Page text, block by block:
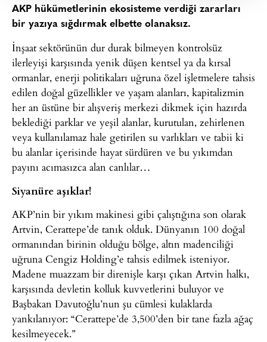
AKP hükümetlerinin ekosisteme verdiği zararları
bir yazıya sığdırmak elbette olanaksız.
İnşaat sektörünün dur durak bilmeyen kontrolsüz
ilerleyişi karşısında yenik düşen kentsel ya da kırsal
ormanlar, enerji politikaları uğruna özel işletmelere tahsis
edilen doğal güzellikler ve yaşam alanları, kapitalizmin
her an üstüne bir alışveriş merkezi dikmek için hazırda
beklediği parklar ve yeşil alanlar, kurutulan, zehirlenen
veya kullanılamaz hale getirilen su varlıkları ve tabii ki
bu alanlar içerisinde hayat sürdüren ve bu yıkımdan
payını acımasızca alan canlılar…
Siyanüre aşıklar!
AKP’nin bir yıkım makinesi gibi çalıştığına son olarak
Artvin, Cerattepe’de tanık olduk. Dünyanın 100 doğal
ormanından birinin olduğu bölge, altın madenciliği
uğruna Cengiz Holding’e tahsis edilmek isteniyor.
Madene muazzam bir direnişle karşı çıkan Artvin halkı,
karşısında devletin kolluk kuvvetlerini buluyor ve
Başbakan Davutoğlu’nun şu cümlesi kulaklarda
yankılanıyor: “Cerattepe’de 3,500’den bir tane fazla ağaç
kesilmeyecek.”